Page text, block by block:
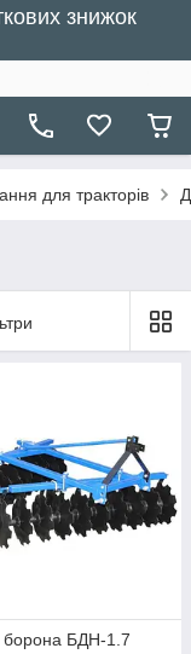
знижок
для тракторів
борона БДН-1.7